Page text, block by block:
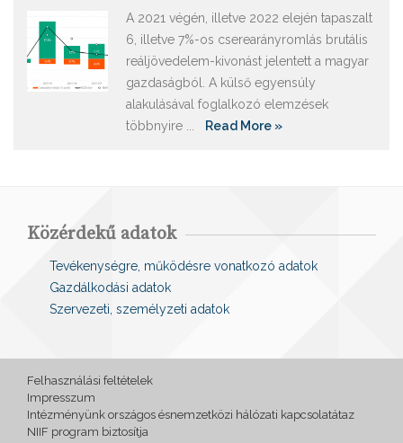
A 2021 végén, illetve 2022 elején tapaszalt
6, illetve 7%-os cserearányromlás brutális
reáljövedelem-kivonást jelentett a magyar
gazdaságból. A külső egyensúly
alakulásával foglalkozó elemzések
többnyire ...
Read More »
Közérdekű adatok
Tevékenységre, működésre vonatkozó adatok
Gazdálkodási adatok
Szervezeti, személyzeti adatok
Felhasználási feltételek
Impresszum
Intézményünk országos ésnemzetközi hálózati kapcsolatátaz
NIIF program biztosítja